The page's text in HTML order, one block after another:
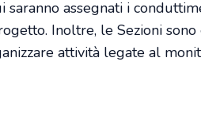
saranno assegnati i
Inoltre, le Sezioni sono
attività legate al